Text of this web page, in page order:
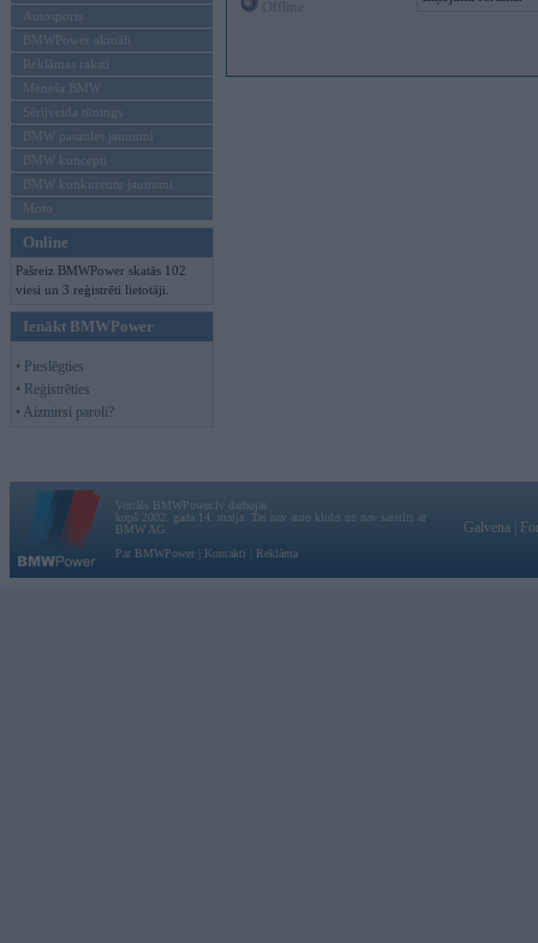
Autosports
BMWPower aktuāli
Reklāmas raksti
Mēneša BMW
Sērijveida tūnings
BMW pasaules jaunumi
BMW koncepti
BMW konkurentu jaunumi
Moto
Online
Pašreiz BMWPower skatās 102
viesi un 3 reģistrēti lietotāji.
Ienākt BMWPower
• Pieslēgties
• Reģistrēties
• Aizmirsi paroli?
Vortāls BMWPower.lv darbojas
kopš 2002. gada 14. maija. Tas nav auto klubs un nav saistīts ar
BMW AG.
Par BMWPower
Kontakti Reklāma
Galvena